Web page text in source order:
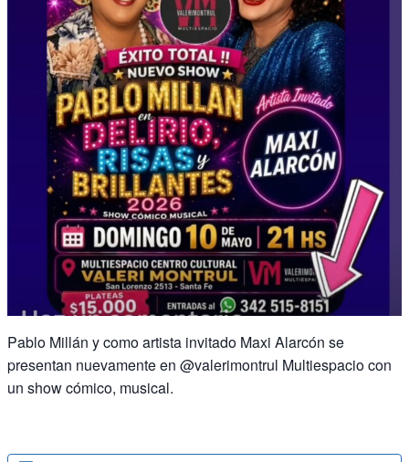
Pablo Millán y como artista invitado Maxi Alarcón se
presentan nuevamente en @valerimontrul Multiespacio con
un show cómico, musical.